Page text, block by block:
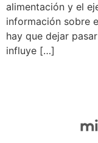
alimentación y el
información sobre
hay que dejar
influye […]